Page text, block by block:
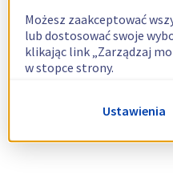
Możesz zaakceptować
lub dostosować swoje
klikając link „Zarządzaj
w stopce strony.
Więcej informacji
dotyczącej
Ustawienia